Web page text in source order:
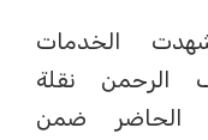
الخدمات
الرحمن نقلة
الحاضر ضمن